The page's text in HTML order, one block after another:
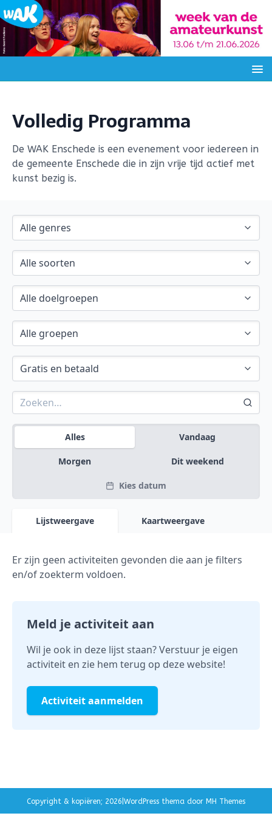
Volledig Programma
De WAK Enschede is een evenement voor iedereen in
de gemeente Enschede die in zijn vrije tijd actief met
kunst bezig is.
Alles Vandaag
Morgen Dit weekend
Kies datum
Lijstweergave Kaartweergave
Er zijn geen activiteiten gevonden die aan je filters
en/of zoekterm voldoen.
Meld je activiteit aan
Wil je ook in deze lijst staan? Verstuur je eigen
activiteit en zie hem terug op deze website!
Activiteit aanmelden
Copyright & kopiëren; 2026|WordPress thema door MH Themes